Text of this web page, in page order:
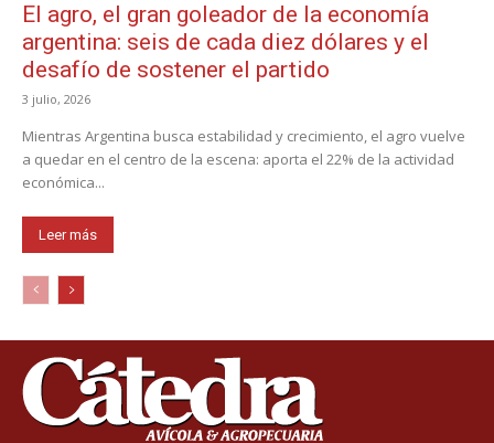
El agro, el gran goleador de la economía
argentina: seis de cada diez dólares y el
desafío de sostener el partido
3 julio, 2026
Mientras Argentina busca estabilidad y crecimiento, el agro vuelve
a quedar en el centro de la escena: aporta el 22% de la actividad
económica...
Leer más